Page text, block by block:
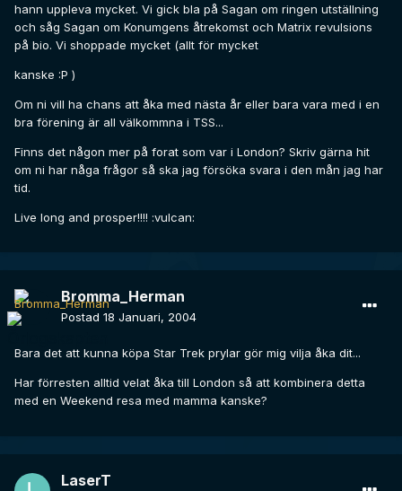
hann uppleva mycket. Vi gick bla på Sagan om ringen utställning
och såg Sagan om Konumgens åtrekomst och Matrix revulsions
på bio. Vi shoppade mycket (allt för mycket
kanske :P )
Om ni vill ha chans att åka med nästa år eller bara vara med i en
bra förening är all välkommna i TSS...
Finns det någon mer på forat som var i London? Skriv gärna hit
om ni har någa frågor så ska jag försöka svara i den mån jag har
tid.
Live long and prosper!!!! :vulcan:
Bromma_Herman
Postad 18 Januari, 2004
Bara det att kunna köpa Star Trek prylar gör mig vilja åka dit...
Har förresten alltid velat åka till London så att kombinera detta
med en Weekend resa med mamma kanske?
LaserT